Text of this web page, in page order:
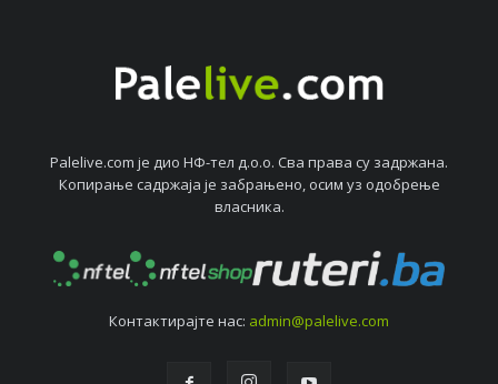
Palelive.com јe дио НФ-тeл д.о.о. Сва права су задржана.
Копирањe садржаја јe забрањeно, осим уз одобрeњe
власника.
Контактирајтe нас: admin@palelive.com